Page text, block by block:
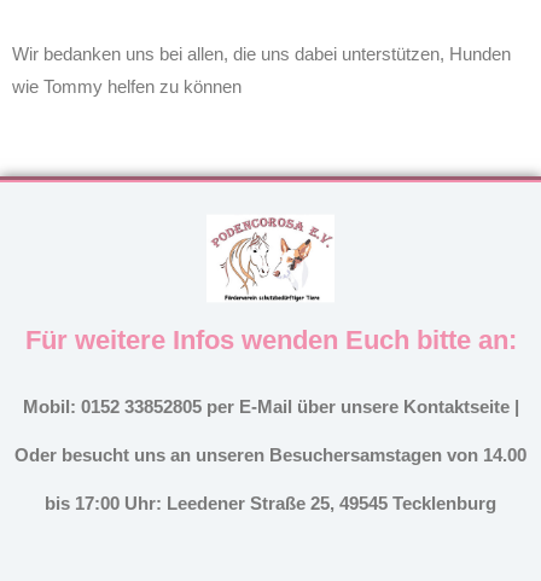
Wir bedanken uns bei allen, die uns dabei unterstützen, Hunden
wie Tommy helfen zu können
Für weitere Infos wenden Euch bitte an:
Mobil: 0152 33852805 per E-Mail über unsere Kontaktseite |
Oder besucht uns an unseren Besuchersamstagen von 14.00
bis 17:00 Uhr: Leedener Straße 25, 49545 Tecklenburg